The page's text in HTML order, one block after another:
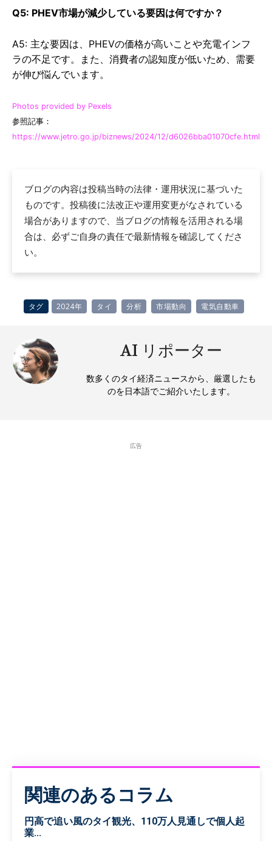
Q5: PHEV市場が減少している要因は何ですか？
A5: 主な要因は、PHEVの価格が高いことや充電インフ
ラの不足です。また、消費者の認知度が低いため、需要
が伸び悩んでいます。
Photos provided by Pexels
参照記事：
https://www.jetro.go.jp/biznews/2024/12/d6026bba01070cfe.html
ブログの内容は投稿当時の法律・運用状況に基づいた
ものです。投稿後に法改正や運用変更がなされている
場合がありますので、当ブログの情報を活用される場
合は、必ずご自身の責任で最新情報を確認してくださ
い。
タグ 2024年 タイ 分析 市場動向 電気自動車
AI リポーター
数多くのタイ経済ニュースから、厳選したも
のを日本語でご紹介いたします。
広告
関連のあるコラム
円高で追い風のタイ観光、110万人見通しで個人起
業...